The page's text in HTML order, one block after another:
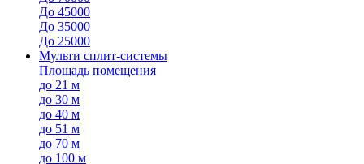
До 45000
До 35000
До 25000
Мульти сплит-системы
Площадь помещения
до 21 м
до 30 м
до 40 м
до 51 м
до 70 м
до 100 м